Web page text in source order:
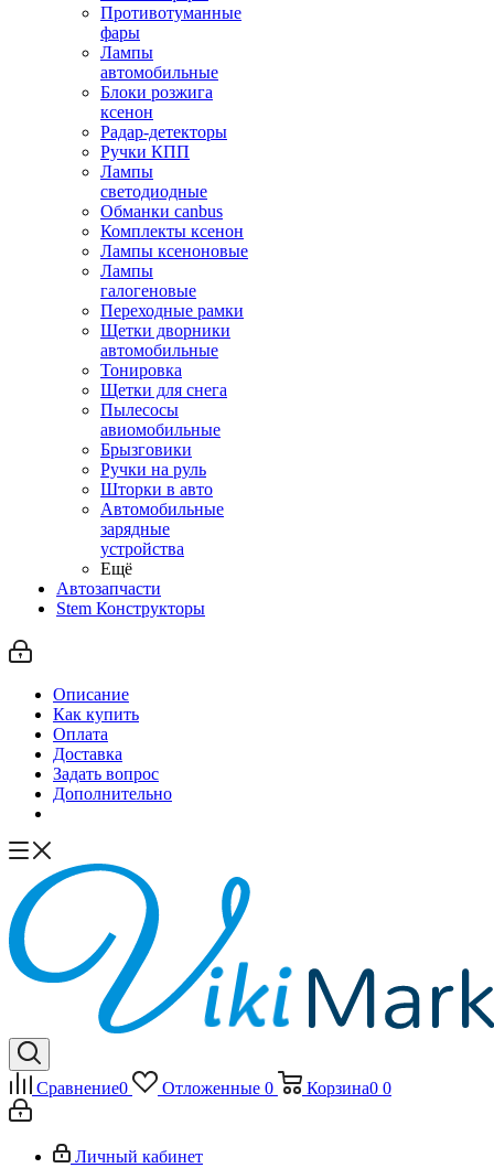
Противотуманные
фары
Лампы
автомобильные
Блоки розжига
ксенон
Радар-детекторы
Ручки КПП
Лампы
светодиодные
Обманки canbus
Комплекты ксенон
Лампы ксеноновые
Лампы
галогеновые
Переходные рамки
Щетки дворники
автомобильные
Тонировка
Щетки для снега
Пылесосы
авиомобильные
Брызговики
Ручки на руль
Шторки в авто
Автомобильные
зарядные
устройства
Ещё
Автозапчасти
Stem Конструкторы
Описание
Как купить
Оплата
Доставка
Задать вопрос
Дополнительно
Сравнение0 Отложенные 0 Корзина0 0
Личный кабинет